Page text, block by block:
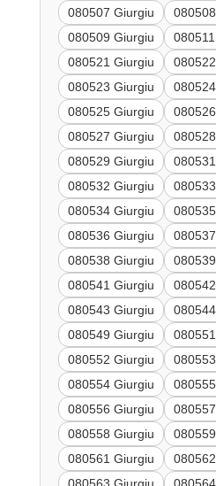
080507 Giurgiu
080509 Giurgiu
080521 Giurgiu
080523 Giurgiu
080525 Giurgiu
080527 Giurgiu
080529 Giurgiu
080532 Giurgiu
080534 Giurgiu
080536 Giurgiu
080538 Giurgiu
080541 Giurgiu
080543 Giurgiu
080549 Giurgiu
080552 Giurgiu
080554 Giurgiu
080556 Giurgiu
080558 Giurgiu
080561 Giurgiu